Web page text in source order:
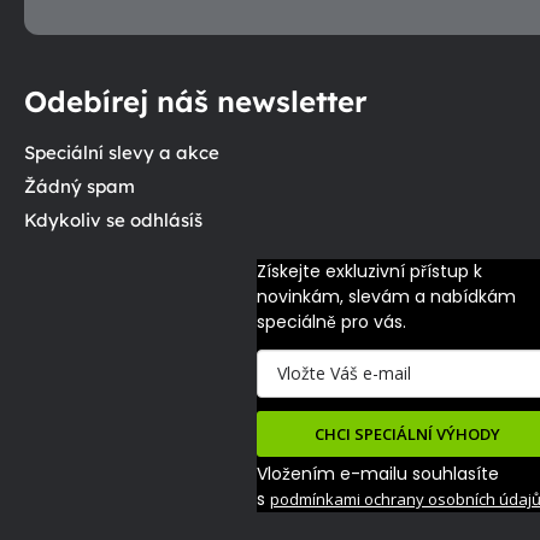
Odebírej náš newsletter
Speciální slevy a akce
Žádný spam
Kdykoliv se odhlásíš
Získejte exkluzivní přístup k
novinkám, slevám a nabídkám
speciálně pro vás.
CHCI SPECIÁLNÍ VÝHODY
Vložením e-mailu souhlasíte
s podmínkami ochrany osobních údajů